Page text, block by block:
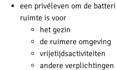
een privéleven om de
ruimte is voor
het gezin
de ruimere omgeving
vrijetijdsactiviteiten
andere verplichtingen